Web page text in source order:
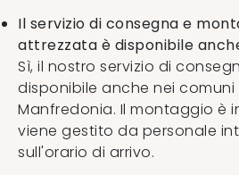
Il servizio di consegna e
attrezzata è disponibile
Sì, il nostro servizio di
disponibile anche nei comuni
Manfredonia. Il montaggio è
viene gestito da personale
sull'orario di arrivo.